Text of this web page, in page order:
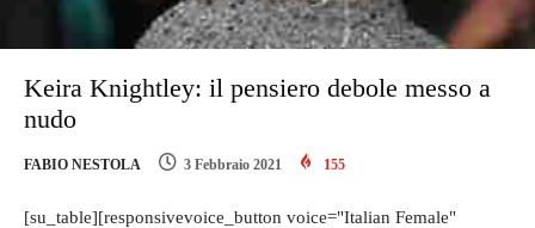
Keira Knightley: il pensiero debole messo a
nudo
FABIO NESTOLA 3 Febbraio 2021 155
[su_table][responsivevoice_button voice="Italian Female"